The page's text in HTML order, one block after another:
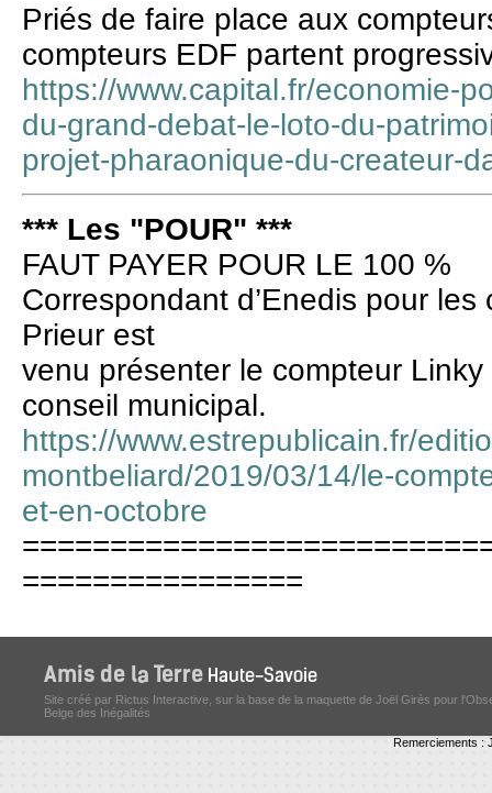
Priés de faire place aux
compteurs EDF partent
https://www.capital.fr/economie-
du-grand-debat-le-loto-du-
projet-pharaonique-du-createur-
*** Les "POUR" ***
FAUT PAYER POUR LE 100 %
Correspondant d’Enedis pour
Prieur est
venu présenter le compteur
conseil municipal.
https://www.estrepublicain.fr/
montbeliard/2019/03/14/le-
et-en-octobre
================
Site créé par Rictus Interactive, sur la base de la maquette de Joël Girès pour
Belge des Inégalités
Remerciements :